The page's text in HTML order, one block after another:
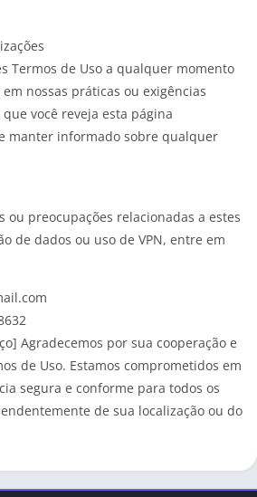
Termos de Uso a qualquer momento
nossas práticas ou exigências
você reveja esta página
manter informado sobre qualquer
ou preocupações relacionadas a estes
de dados ou uso de VPN, entre em
Agradecemos por sua cooperação e
de Uso. Estamos comprometidos em
segura e conforme para todos os
de sua localização ou do